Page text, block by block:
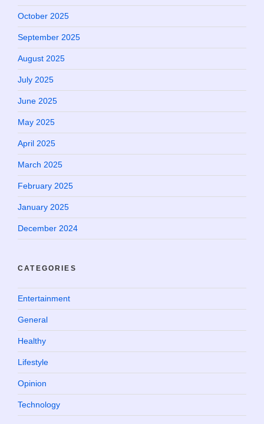
October 2025
September 2025
August 2025
July 2025
June 2025
May 2025
April 2025
March 2025
February 2025
January 2025
December 2024
CATEGORIES
Entertainment
General
Healthy
Lifestyle
Opinion
Technology